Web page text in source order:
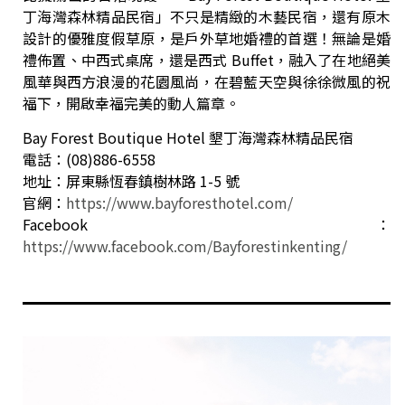
丁海灣森林精品民宿」不只是精緻的木藝民宿，還有原木
設計的優雅度假草原，是戶外草地婚禮的首選！無論是婚
禮佈置、中西式桌席，還是西式 Buffet，融入了在地絕美
風華與西方浪漫的花園風尚，在碧藍天空與徐徐微風的祝
福下，開啟幸福完美的動人篇章。
Bay Forest Boutique Hotel 墾丁海灣森林精品民宿
電話：(08)886-6558
地址：屏東縣恆春鎮樹林路 1-5 號
官網： https://www.bayforesthotel.com/
Facebook：
https://www.facebook.com/Bayforestinkenting/